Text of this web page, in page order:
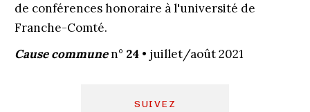
de conférences honoraire à l'université de
Franche-Comté.
Cause communen° 24• juillet/août 2021
SUIVEZ